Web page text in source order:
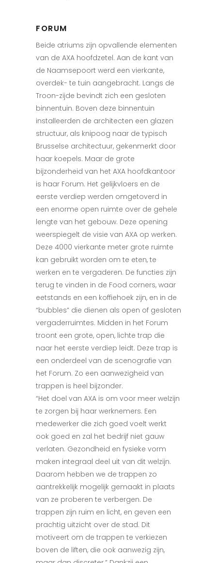
FORUM
Beide atriums zijn opvallende elementen
van de AXA hoofdzetel. Aan de kant van
de Naamsepoort werd een vierkante,
overdek- te tuin aangebracht. Langs de
Troon-zijde bevindt zich een gesloten
binnentuin. Boven deze binnentuin
installeerden de architecten een glazen
structuur, als knipoog naar de typisch
Brusselse architectuur, gekenmerkt door
haar koepels. Maar de grote
bijzonderheid van het AXA hoofdkantoor
is haar Forum. Het gelijkvloers en de
eerste verdiep werden omgetoverd in
een enorme open ruimte over de gehele
lengte van het gebouw. Deze opening
weerspiegelt de visie van AXA op werken.
Deze 4000 vierkante meter grote ruimte
kan gebruikt worden om te eten, te
werken en te vergaderen. De functies zijn
terug te vinden in de Food corners, waar
eetstands en een koffiehoek zijn, en in de
“bubbles” die dienen als open of gesloten
vergaderruimtes. Midden in het Forum
troont een grote, open, lichte trap die
naar het eerste verdiep leidt. Deze trap is
een onderdeel van de scenografie van
het Forum. Zo een aanwezigheid van
trappen is heel bijzonder.
“Het doel van AXA is om voor meer welzijn
te zorgen bij haar werknemers. Een
medewerker die zich goed voelt werkt
ook goed en zal het bedrijf niet gauw
verlaten. Gezondheid en fysieke vorm
maken integraal deel uit van dit welzijn.
Daarom hebben we de trappen zo
aantrekkelijk mogelijk gemaakt in plaats
van ze proberen te verbergen. De
trappen zijn ruim en licht, en geven een
prachtig uitzicht over de stad. Dit
motiveert om de trappen te verkiezen
boven de liften, die ook aanwezig zijn,